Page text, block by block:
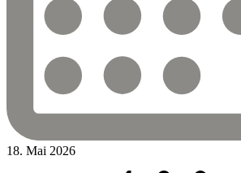
18. Mai 2026